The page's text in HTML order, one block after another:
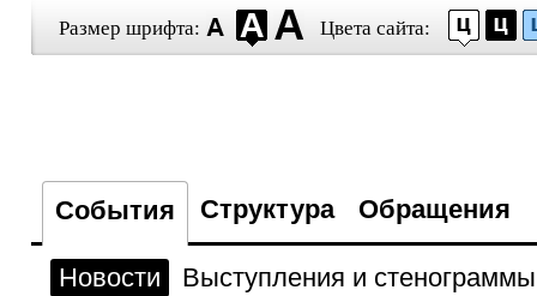
Размер шрифта: Цвета сайта:
События Структура Обращения
Новости
Выступления и стенограммы